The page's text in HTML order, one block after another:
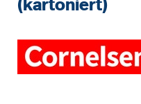
(kartoniert)